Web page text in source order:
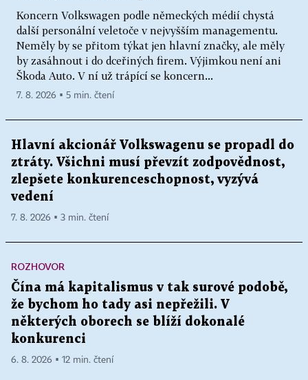
Koncern Volkswagen podle německých médií chystá
další personální veletoče v nejvyšším managementu.
Neměly by se přitom týkat jen hlavní značky, ale měly
by zasáhnout i do dceřiných firem. Výjimkou není ani
Škoda Auto. V ní už trápící se koncern...
7. 8. 2026 ▪ 5 min. čtení
Hlavní akcionář Volkswagenu se propadl do
ztráty. Všichni musí převzít zodpovědnost,
zlepšete konkurenceschopnost, vyzývá
vedení
7. 8. 2026 ▪ 3 min. čtení
ROZHOVOR
Čína má kapitalismus v tak surové podobě,
že bychom ho tady asi nepřežili. V
některých oborech se blíží dokonalé
konkurenci
6. 8. 2026 ▪ 12 min. čtení